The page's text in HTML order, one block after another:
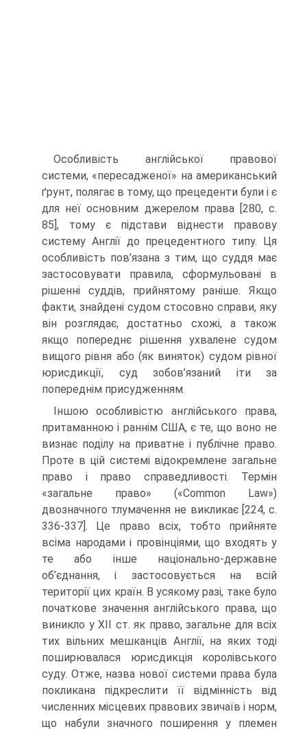
Особливість англійської правової
системи, «пересадженої» на американський
ґрунт, полягає в тому, що прецеденти були і є
для неї основним джерелом права [280, с.
85], тому є підстави віднести правову
систему Англії до прецедентного типу. Ця
особливість пов’язана з тим, що суддя має
застосовувати правила, сформульовані в
рішенні суддів, прийнятому раніше. Якщо
факти, знайдені судом стосовно справи, яку
він розглядає, достатньо схожі, а також
якщо попереднє рішення ухвалене судом
вищого рівня або (як виняток) судом рівної
юрисдикції, суд зобов’язаний іти за
попереднім присудженням.
Іншою особливістю англійського права,
притаманною і раннім США, є те, що воно не
визнає поділу на приватне і публічне право.
Проте в цій системі відокремлене загальне
право і право справедливості. Термін
«загальне право» («Common Law»)
двозначного тлумачення не викликає [224, с.
336-337]. Це право всіх, тобто прийняте
всіма народами і провінціями, що входять у
те або інше національно-державне
об’єднання, і застосовується на всій
території цих країн. В усякому разі, таке було
початкове значення англійського права, що
виникло у XII ст. як право, загальне для всіх
тих вільних мешканців Англії, на яких тоді
поширювалася юрисдикція королівського
суду. Отже, назва нової системи права була
покликана підкреслити її відмінність від
численних місцевих правових звичаїв і норм,
що набули значного поширення у племен